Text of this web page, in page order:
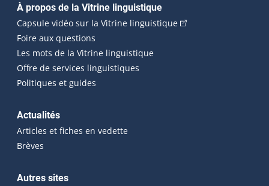
Navigation principale
À propos de la Vitrine linguistique
Capsule vidéo sur la Vitrine linguistique(Cet hyperlien
Foire aux questions
Les mots de la Vitrine linguistique
Offre de services linguistiques
Politiques et guides
Actualités
Articles et fiches en vedette
Brèves
Autres sites